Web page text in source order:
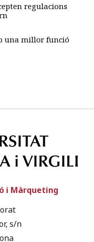
regulacions
una millor funció
i Màrqueting
s/n